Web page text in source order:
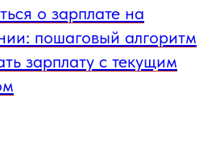
о зарплате на
пошаговый алгоритм
зарплату с текущим